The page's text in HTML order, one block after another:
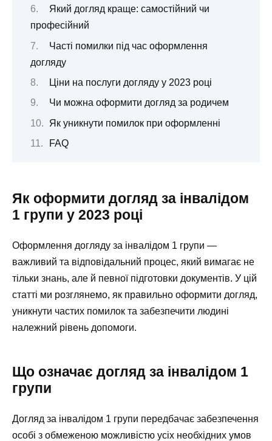
Який догляд краще: самостійний чи
професійний
Часті помилки під час оформлення
догляду
Ціни на послуги догляду у 2023 році
Чи можна оформити догляд за родичем
Як уникнути помилок при оформленні
FAQ
Як оформити догляд за інвалідом
1 групи у 2023 році
Оформлення догляду за інвалідом 1 групи —
важливий та відповідальний процес, який вимагає не
тільки знань, але й певної підготовки документів. У цій
статті ми розглянемо, як правильно оформити догляд,
уникнути частих помилок та забезпечити людині
належний рівень допомоги.
Що означає догляд за інвалідом 1
групи
Догляд за інвалідом 1 групи передбачає забезпечення
особі з обмеженою можливістю усіх необхідних умов